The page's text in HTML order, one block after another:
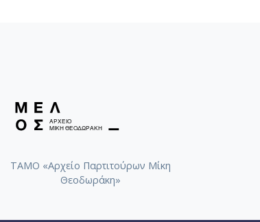
ΤΑΜΟ «Αρχείο Παρτιτούρων Μίκη
Θεοδωράκη»